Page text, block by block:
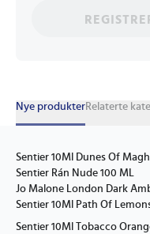
Nye produkterRelaterte
Sentier 10Ml Dunes Of
Sentier Rán Nude 100 ML
Sentier 10Ml Path Of
Sentier 10Ml Tobacco